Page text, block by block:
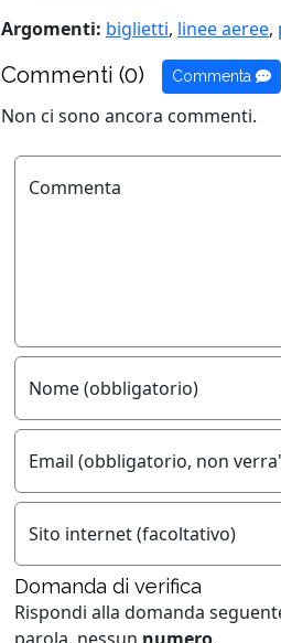
Argomenti: biglietti, linee aeree,
Commenti (0) Commenta
Non ci sono ancora commenti.
Commenta
Nome (obbligatorio)
Email (obbligatorio, non
Sito internet (facoltativo)
Domanda di verifica
Rispondi alla domanda